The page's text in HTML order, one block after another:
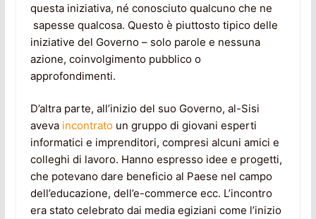
questa iniziativa, né conosciuto qualcuno che ne
sapesse qualcosa. Questo è piuttosto tipico delle
iniziative del Governo – solo parole e nessuna
azione, coinvolgimento pubblico o
approfondimenti.
D’altra parte, all’inizio del suo Governo, al-Sisi
aveva incontratoun gruppo di giovani esperti
informatici e imprenditori, compresi alcuni amici e
colleghi di lavoro. Hanno espresso idee e progetti,
che potevano dare beneficio al Paese nel campo
dell’educazione, dell’e-commerce ecc. L’incontro
era stato celebrato dai media egiziani come l’inizio